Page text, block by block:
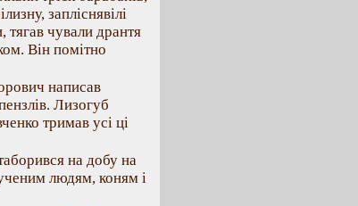
запліснявілі
тягав чували дрантя
Він помітно
написав
Лизогуб
тримав усі ці
на добу на
людям, коням і